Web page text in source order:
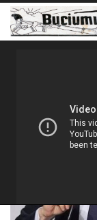
Popularii
distruge odată